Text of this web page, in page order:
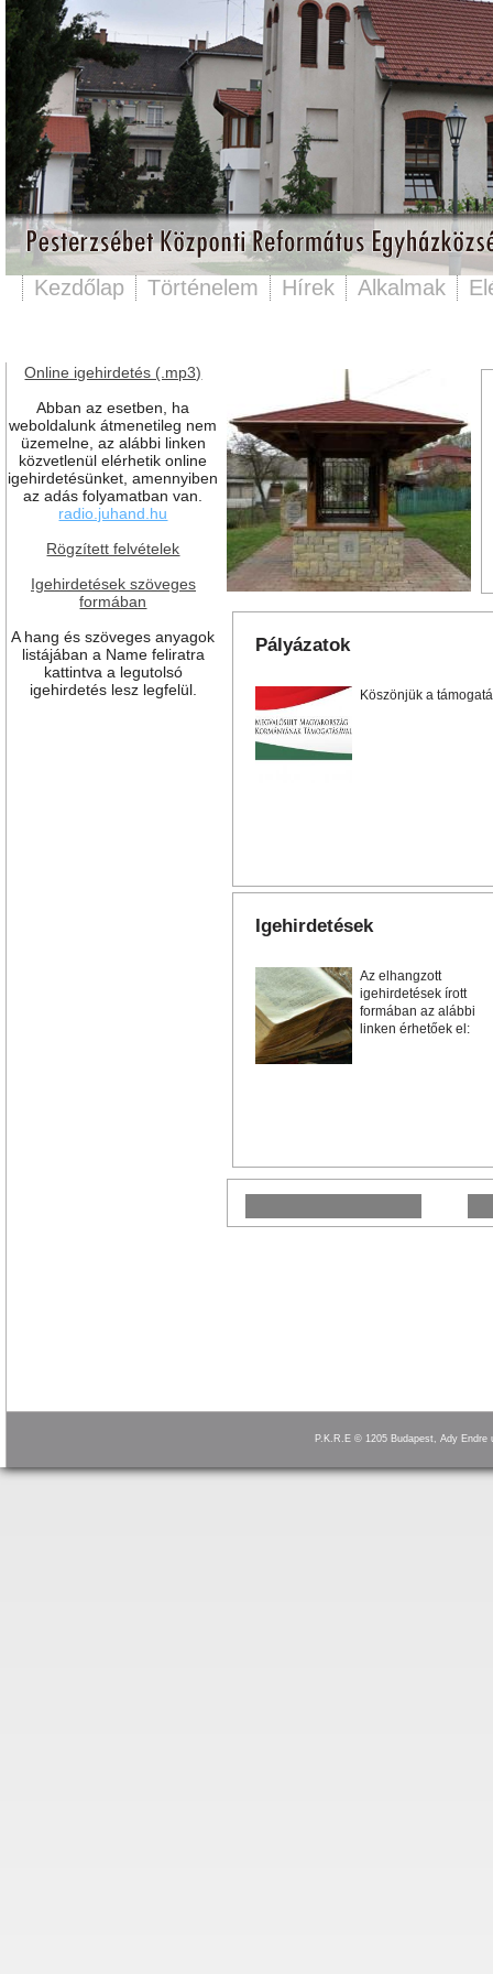
Kezdőlap Történelem Hírek Alkalmak
Online igehirdetés (.mp3)
Abban az esetben, ha
weboldalunk átmenetileg nem
üzemelne, az alábbi linken
közvetlenül elérhetik online
igehirdetésünket, amennyiben
az adás folyamatban van.
radio.juhand.hu
Rögzített felvételek
Igehirdetések szöveges
formában
A hang és szöveges anyagok
listájában a Name feliratra
kattintva a legutolsó
igehirdetés lesz legfelül.
Pályázatok
Köszönjük a
Igehirdetések
Az elhangzott
igehirdetések írott
formában az alábbi
linken érhetőek el:
P.K.R.E © 1205 Budapest, Ady Endre